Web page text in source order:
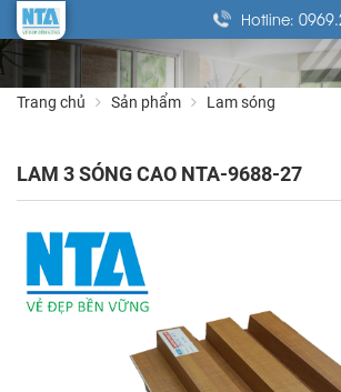
Hotline:
Trang chủ Sản phẩm Lam sóng
LAM 3 SÓNG CAO NTA-9688-27